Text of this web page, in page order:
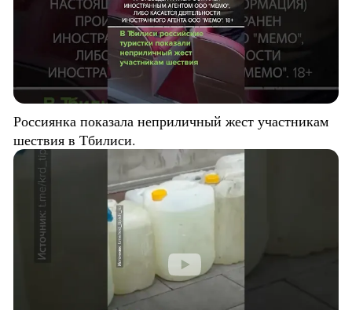
Россиянка показала неприличный жест участникам
шествия в Тбилиси.